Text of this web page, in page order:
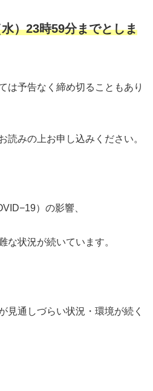
）23時59分までとしま
は予告なく締め切ることもあり
みの上お申し込みください。
）の影響、
な状況が続いています。
見通しづらい状況・環境が続く